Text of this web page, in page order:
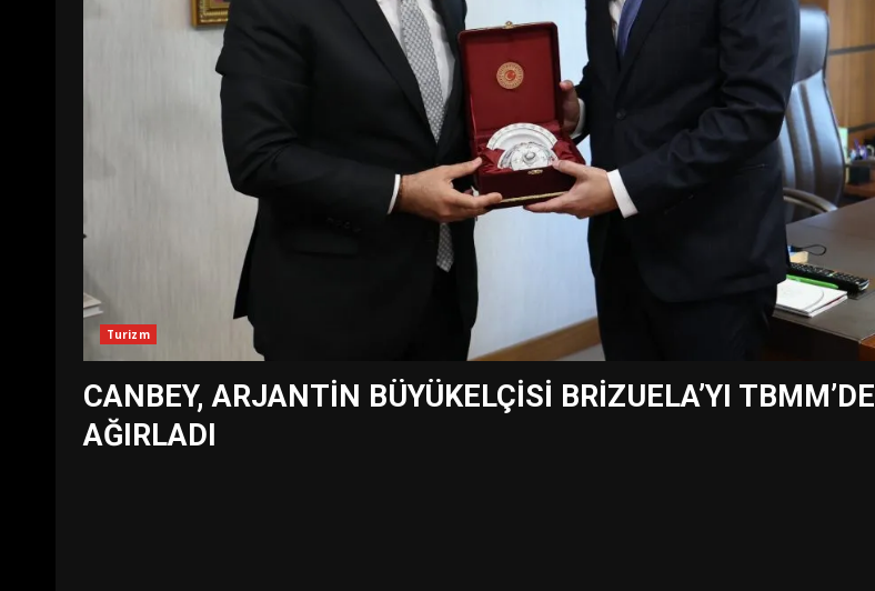
Turizm
CANBEY, ARJANTİN BÜYÜKELÇİSİ BRİZUELA’YI TBMM’DE
AĞIRLADI